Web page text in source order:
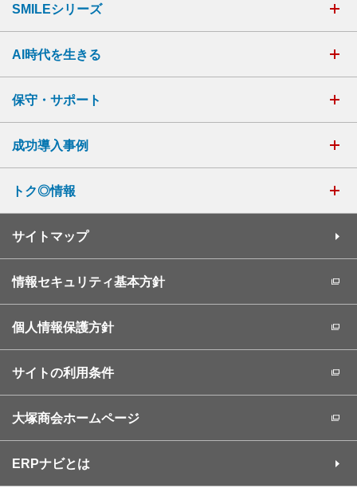
SMILEシリーズ
AI時代を生きる
保守・サポート
成功導入事例
トク◎情報
サイトマップ
情報セキュリティ基本方針
個人情報保護方針
サイトの利用条件
大塚商会ホームページ
ERPナビとは